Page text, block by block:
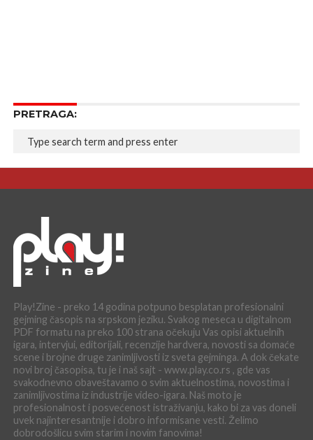
PRETRAGA:
Play!Zine - preko 14 godina potpuno besplatan profesionalni
gejming časopis na srpskom jeziku. Svakog meseca u digitalnom
PDF formatu na preko 100 strana očekuju Vas opisi aktuelnih
igara, intervjui, editorijali, recenzije hardvera, novosti sa domaće
scene i brojne druge zanimljivosti iz sveta gejminga. A dok čekate
novi broj časopisa, tu je i naš sajt - www.play.co.rs , gde vas
svakodnevno obaveštavamo o svim aktuelnostima, novostima i
zanimljivostima iz industrije video-igara. Naš moto je
profesionalnost i posvećenost istraživanju, kako bi za vas doneli
uvek najinteresantnije i dobro informisane vesti. Želimo
dobrodošlicu svim starim i novim fanovima!